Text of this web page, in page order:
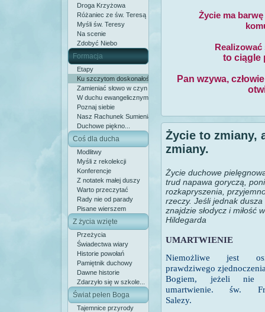
Droga Krzyżowa
Różaniec ze św. Teresą
Myśli św. Teresy
Na scenie
Zdobyć Niebo
Formacja
Etapy
Ku szczytom doskonałości
Zamieniać słowo w czyn
W duchu ewangelicznym
Poznaj siebie
Nasz Rachunek Sumienia
Duchowe piękno...
Coś dla ducha
Modlitwy
Myśli z rekolekcji
Konferencje
Z notatek małej duszy
Warto przeczytać
Rady nie od parady
Pisane wierszem
Z życia wzięte
Przeżycia
Świadectwa wiary
Historie powołań
Pamiętnik duchowy
Dawne historie
Zdarzyło się w szkole...
Świat pełen Boga
Tajemnice przyrody
Życie ma
to ciągle
Pan wzywa,
Życie to zmiany,
zmiany.
Życie duchowe
trud napawa goryczą,
rozkapryszenia,
rzeczy. Jeśli jednak
znajdzie słodycz i miłość
Hildegarda
UMARTWIENIE
Niemożliwe jest
prawdziwego
Bogiem, jeżeli nie
umartwienie. św.
Salezy.